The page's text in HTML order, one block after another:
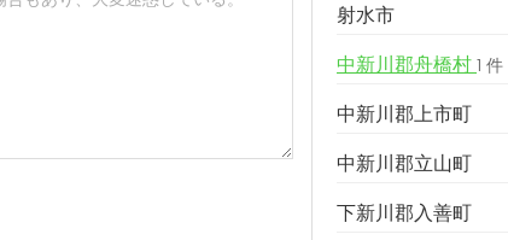
射水市
中新川郡舟橋村 1 件
中新川郡上市町
中新川郡立山町
下新川郡入善町